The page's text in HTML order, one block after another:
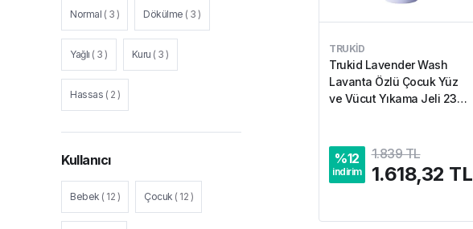
Normal ( 3 ) Dökülme ( 3 )
Yağlı ( 3 ) Kuru ( 3 )
Hassas ( 2 )
Kullanıcı
Bebek ( 12 ) Çocuk ( 12 )
TRUKID
Trukid Lavender Wash
Lavanta Özlü Çocuk Yüz
ve Vücut Yıkama Jeli 236.5
%12
indirim
1.839 TL
1.618,32 TL